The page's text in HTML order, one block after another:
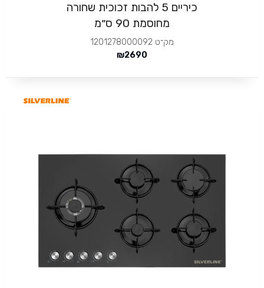
כיריים 5 להבות זכוכית שחורה
מחוסמת 90 ס״מ
מק״ט 1201278000092
2690
₪